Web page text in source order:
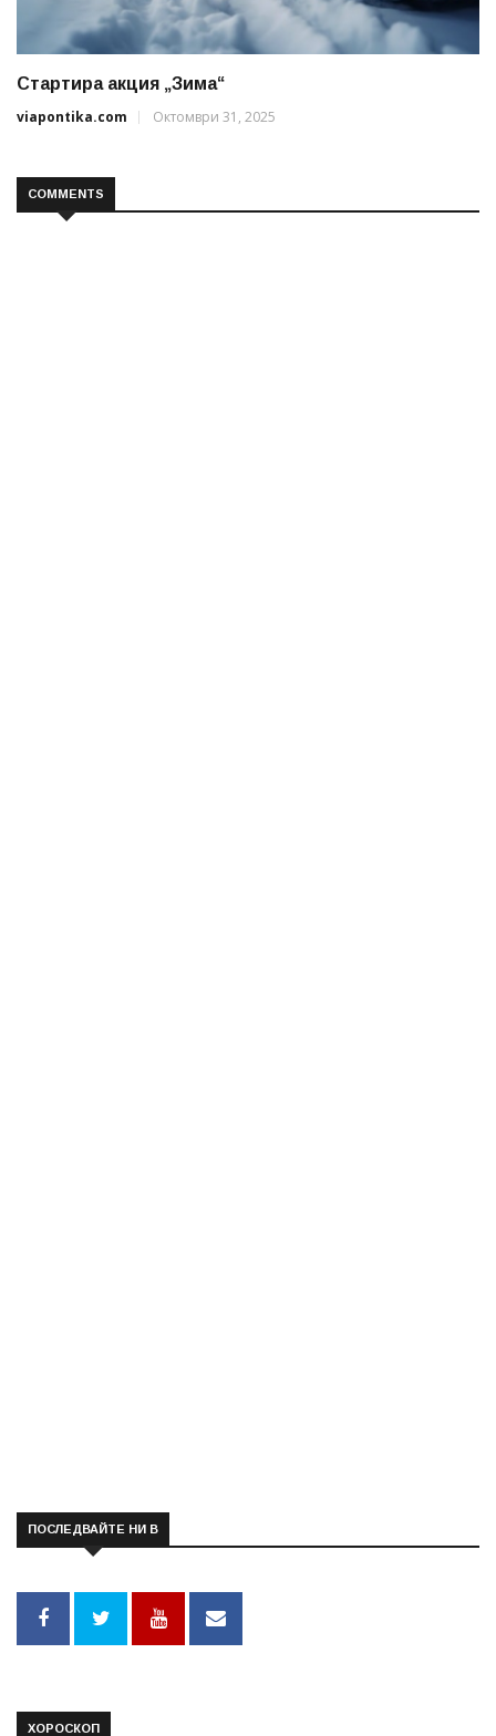
Стартира акция „Зима“
viapontika.com
Октомври 31, 2025
COMMENTS
ПОСЛЕДВАЙТЕ НИ В
ХОРОСКОП